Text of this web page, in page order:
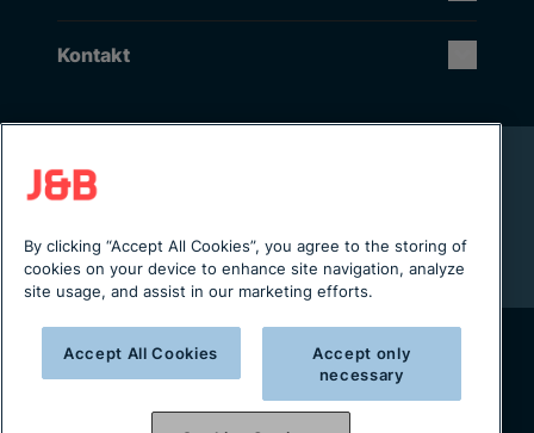
Kontakt
Rikstäckande installation & service
Lager i Sverige
Från projektering till installation
Copyright © 2025 J&B Maskinteknik AB
Organisationsnummer: 556490-2996
By clicking “Accept All Cookies”, you agree to the storing of
cookies on your device to enhance site navigation, analyze
site usage, and assist in our marketing efforts.
Accept All Cookies
Accept only
necessary